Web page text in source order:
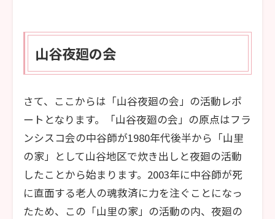
山谷夜廻の会
さて、ここからは「山谷夜廻の会」の活動レポ
ートとなります。「山谷夜廻の会」の原点はフラ
ンシスコ会の中谷師が1980年代後半から「山里
の家」として山谷地区で炊き出しと夜廻の活動
したことから始まります。2003年に中谷師が死
に直面する老人の魂救済に力を注ぐことになっ
たため、この「山里の家」の活動の内、夜廻の